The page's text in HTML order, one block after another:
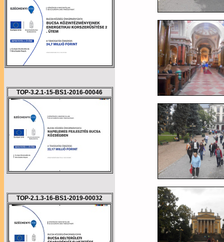
TOP-3.2.1-15-BS1-2016-00046
TOP-2.1.3-16-BS1-2019-00032